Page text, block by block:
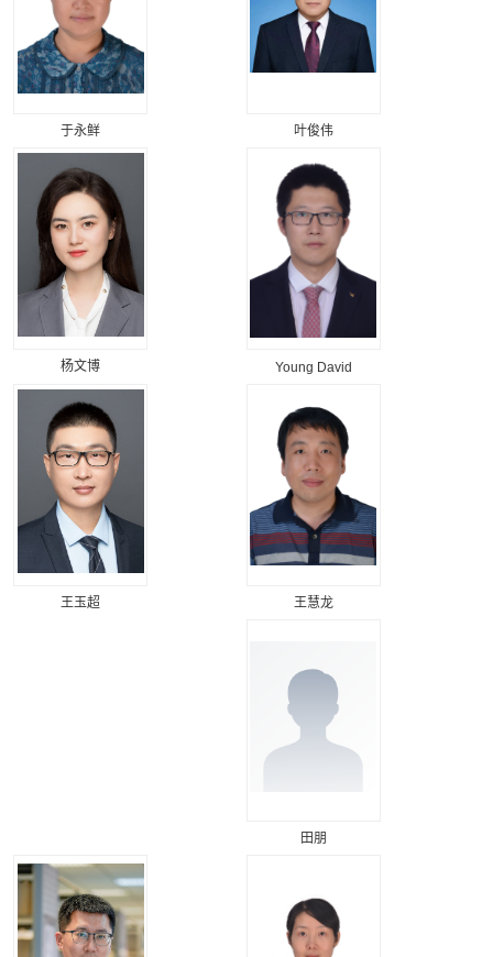
于永鲜 叶俊伟
杨文博 Young David
王玉超 王慧龙
田朋